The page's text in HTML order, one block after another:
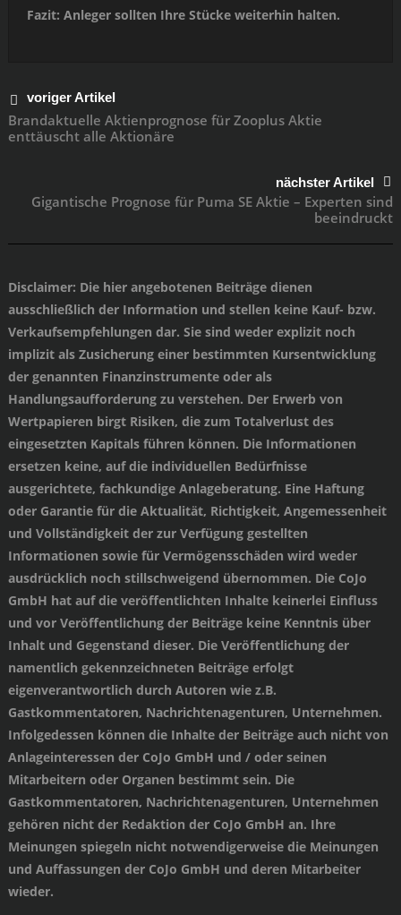
Fazit: Anleger sollten Ihre Stücke weiterhin halten.
voriger Artikel
Brandaktuelle Aktienprognose für Zooplus Aktie
enttäuscht alle Aktionäre
nächster Artikel
Gigantische Prognose für Puma SE Aktie – Experten sind
beeindruckt
Disclaimer: Die hier angebotenen Beiträge dienen
ausschließlich der Information und stellen keine Kauf- bzw.
Verkaufsempfehlungen dar. Sie sind weder explizit noch
implizit als Zusicherung einer bestimmten Kursentwicklung
der genannten Finanzinstrumente oder als
Handlungsaufforderung zu verstehen. Der Erwerb von
Wertpapieren birgt Risiken, die zum Totalverlust des
eingesetzten Kapitals führen können. Die Informationen
ersetzen keine, auf die individuellen Bedürfnisse
ausgerichtete, fachkundige Anlageberatung. Eine Haftung
oder Garantie für die Aktualität, Richtigkeit, Angemessenheit
und Vollständigkeit der zur Verfügung gestellten
Informationen sowie für Vermögensschäden wird weder
ausdrücklich noch stillschweigend übernommen. Die CoJo
GmbH hat auf die veröffentlichten Inhalte keinerlei Einfluss
und vor Veröffentlichung der Beiträge keine Kenntnis über
Inhalt und Gegenstand dieser. Die Veröffentlichung der
namentlich gekennzeichneten Beiträge erfolgt
eigenverantwortlich durch Autoren wie z.B.
Gastkommentatoren, Nachrichtenagenturen, Unternehmen.
Infolgedessen können die Inhalte der Beiträge auch nicht von
Anlageinteressen der CoJo GmbH und / oder seinen
Mitarbeitern oder Organen bestimmt sein. Die
Gastkommentatoren, Nachrichtenagenturen, Unternehmen
gehören nicht der Redaktion der CoJo GmbH an. Ihre
Meinungen spiegeln nicht notwendigerweise die Meinungen
und Auffassungen der CoJo GmbH und deren Mitarbeiter
wieder.